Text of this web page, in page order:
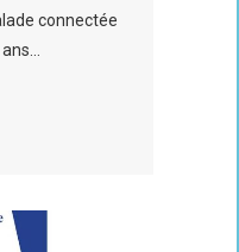
connectée